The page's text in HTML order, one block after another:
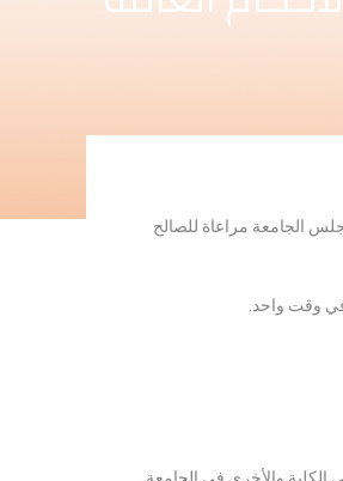
الجامعة مراعاة للصالح
في وقت واحد.
والأخرى في الجامعة.